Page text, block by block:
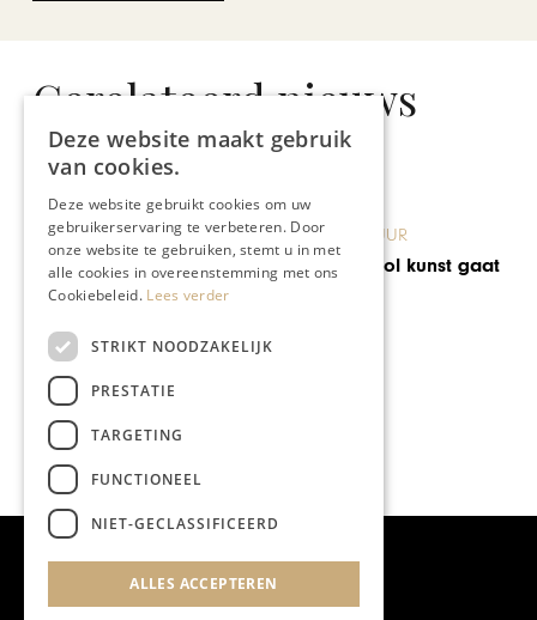
Gerelateerd nieuws
KUNST & CULTUUR
Schatkamer vol kunst gaat
Deze website maakt gebruik
van cookies.
Deze website gebruikt cookies om uw
gebruikerservaring te verbeteren. Door
onze website te gebruiken, stemt u in met
alle cookies in overeenstemming met ons
Cookiebeleid. Lees verder
STRIKT NOODZAKELIJK
PRESTATIE
TARGETING
FUNCTIONEEL
NIET-GECLASSIFICEERD
ALLES ACCEPTEREN